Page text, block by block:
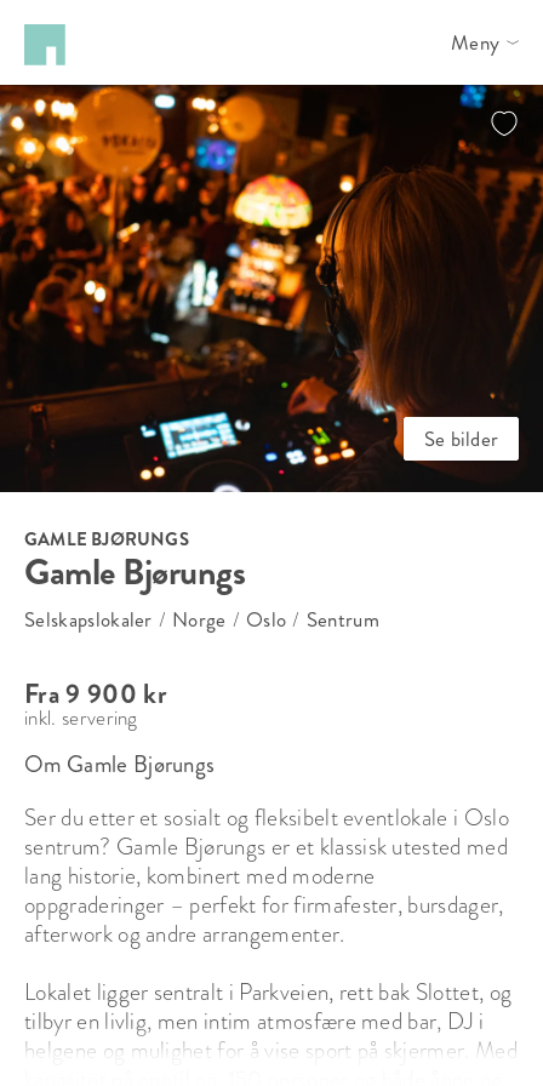
Meny
Se bilder
GAMLE BJØRUNGS
Gamle Bjørungs
Selskapslokaler / Norge / Oslo / Sentrum
Fra 9 900 kr
inkl. servering
Om Gamle Bjørungs
Ser du etter et sosialt og fleksibelt eventlokale i Oslo
sentrum? Gamle Bjørungs er et klassisk utested med
lang historie, kombinert med moderne
oppgraderinger – perfekt for firmafester, bursdager,
afterwork og andre arrangementer.
Lokalet ligger sentralt i Parkveien, rett bak Slottet, og
tilbyr en livlig, men intim atmosfære med bar, DJ i
helgene og mulighet for å vise sport på skjermer. Med